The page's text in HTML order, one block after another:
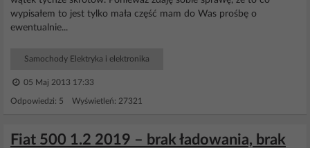
wypisałem to jest tylko mała część mam do Was prośbę o
ewentualnie...
Samochody Elektryka i elektronika
05 Maj 2013 17:33
Odpowiedzi: 5 Wyświetleń: 27321
Fiat 500 1.2 2019 – brak ładowania, brak